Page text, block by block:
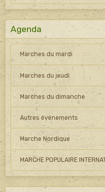
Agenda
Marches du mardi
Marches du jeudi
Marches du dimanche
Autres événements
Marche Nordique
MARCHE POPULAIRE